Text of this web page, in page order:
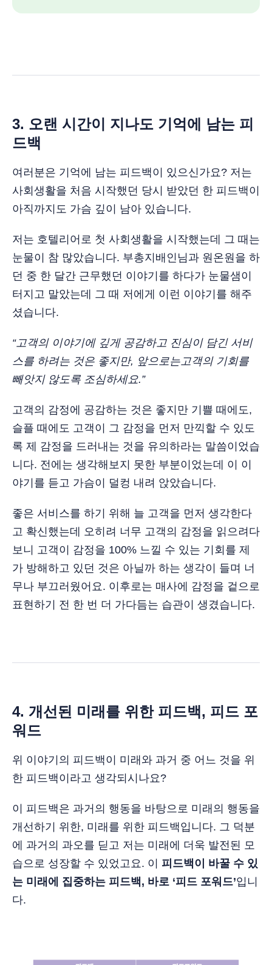
3. 오랜 시간이 지나도 기억에 남는 피
드백
여러분은 기억에 남는 피드백이 있으신가요? 저는
사회생활을 처음 시작했던 당시 받았던 한 피드백이
아직까지도 가슴 깊이 남아 있습니다.
저는 호텔리어로 첫 사회생활을 시작했는데 그 때는
눈물이 참 많았습니다. 부총지배인님과 원온원을 하
던 중 한 달간 근무했던 이야기를 하다가 눈물샘이
터지고 말았는데 그 때 저에게 이런 이야기를 해주
셨습니다.
“고객의 이야기에 깊게 공감하고 진심이 담긴 서비
스를 하려는 것은 좋지만, 앞으로는고객의 기회를
빼앗지 않도록 조심하세요.”
고객의 감정에 공감하는 것은 좋지만 기쁠 때에도,
슬플 때에도 고객이 그 감정을 먼저 만끽할 수 있도
록 제 감정을 드러내는 것을 유의하라는 말씀이었습
니다. 전에는 생각해보지 못한 부분이었는데 이 이
야기를 듣고 가슴이 덜컹 내려 앉았습니다.
좋은 서비스를 하기 위해 늘 고객을 먼저 생각한다
고 확신했는데 오히려 너무 고객의 감정을 읽으려다
보니 고객이 감정을 100% 느낄 수 있는 기회를 제
가 방해하고 있던 것은 아닐까 하는 생각이 들며 너
무나 부끄러웠어요. 이후로는 매사에 감정을 겉으로
표현하기 전 한 번 더 가다듬는 습관이 생겼습니다.
4. 개선된 미래를 위한 피드백, 피드 포
워드
위 이야기의 피드백이 미래와 과거 중 어느 것을 위
한 피드백이라고 생각되시나요?
이 피드백은 과거의 행동을 바탕으로 미래의 행동을
개선하기 위한, 미래를 위한 피드백입니다. 그 덕분
에 과거의 과오를 딛고 저는 미래에 더욱 발전된 모
습으로 성장할 수 있었고요. 이 피드백이 바꿀 수 있
는 미래에 집중하는 피드백, 바로 ‘피드 포워드’입니
다.